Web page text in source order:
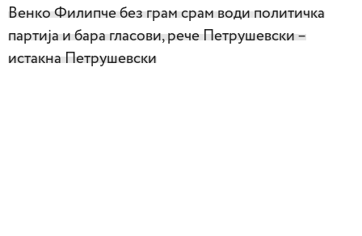
Венко Филипче без грам срам води политичка
партија и бара гласови, рече Петрушевски –
истакна Петрушевски